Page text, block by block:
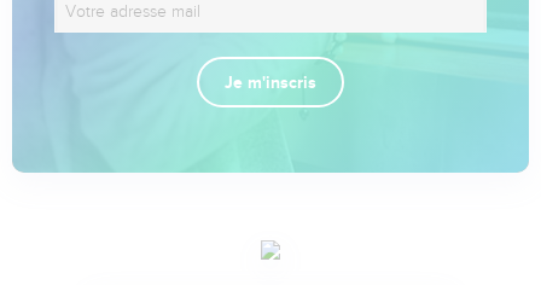
Je m'inscris